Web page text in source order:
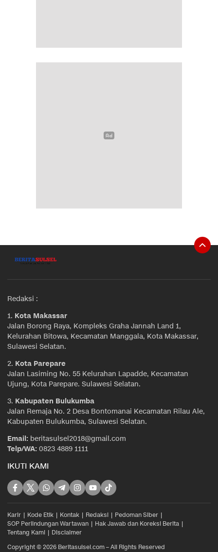
Redaksi :
1. Kota Makassar
Jalan Borong Raya, Kompleks Graha Jannah Land 1,
Kelurahan Bitowa, Kecamatan Manggala, Kota Makassar,
Sulawesi Selatan.
2. Kota Parepare
Jalan Lasiming No. 55 Kelurahan Lapadde, Kecamatan
Ujung, Kota Parepare. Sulawesi Selatan.
3. Kabupaten Bulukumba
Jalan Remaja No. 2 Desa Bontomanai Kecamatan Rilau Ale,
Kabupaten Bulukumba, Sulawesi Selatan.
Email: beritasulsel2018@gmail.com
Telp/WA: 0823 4889 1111
IKUTI KAMI
Karir Kode Etik Kontak Redaksi
Pedoman Siber
SOP Perlindungan Wartawan
Hak Jawab dan Koreksi Berita
Tentang Kami
Disclaimer
Copyright © 2026 Beritasulsel.com – All Rights Reserved